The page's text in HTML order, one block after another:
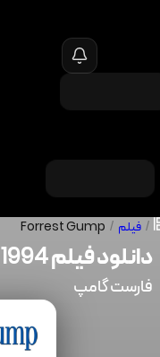
/ فیلم /
Forrest Gump
دانلود فیلم1994
فارست گامپ